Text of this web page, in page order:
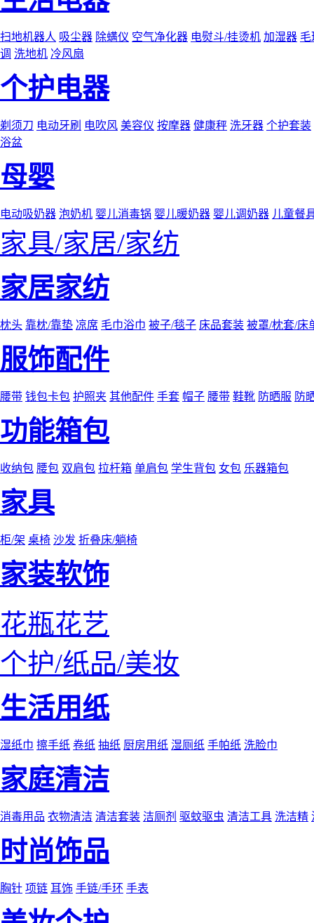
扫地机器人 吸尘器 除螨仪 空气净化器 电熨斗/挂烫机 加湿器 毛
调 洗地机 冷风扇
个护电器
剃须刀 电动牙刷 电吹风 美容仪 按摩器 健康秤 洗牙器 个护套装
浴盆
母婴
电动吸奶器 泡奶机 婴儿消毒锅 婴儿暖奶器 婴儿调奶器 儿童餐
家具/家居/家纺
家居家纺
枕头 靠枕/靠垫 凉席 毛巾浴巾 被子/毯子 床品套装 被罩/枕套/床
服饰配件
腰带 钱包卡包 护照夹 其他配件 手套 帽子 腰带 鞋靴 防晒服 防
功能箱包
收纳包 腰包 双肩包 拉杆箱 单肩包 学生背包 女包 乐器箱包
家具
柜/架 桌椅 沙发 折叠床/躺椅
家装软饰
花瓶花艺
个护/纸品/美妆
生活用纸
湿纸巾 擦手纸 卷纸 抽纸 厨房用纸 湿厕纸 手帕纸 洗脸巾
家庭清洁
消毒用品 衣物清洁 清洁套装 洁厕剂 驱蚊驱虫 清洁工具 洗洁精
时尚饰品
胸针 项链 耳饰 手链/手环 手表